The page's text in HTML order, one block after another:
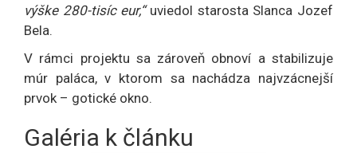
výške 280-tisíc eur,“uviedol starosta Slanca Jozef
Bela.
V rámci projektu sa zároveň obnoví a stabilizuje
múr paláca, v ktorom sa nachádza najvzácnejší
prvok – gotické okno.
Galéria k článku